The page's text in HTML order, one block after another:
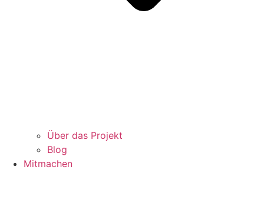
Über das Projekt
Blog
Mitmachen